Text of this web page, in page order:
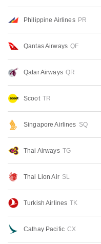
Philippine Airlines PR
Qantas Airways QF
Qatar Airways QR
Scoot TR
Singapore Airlines SQ
Thai Airways TG
Thai Lion Air SL
Turkish Airlines TK
Cathay Pacific CX